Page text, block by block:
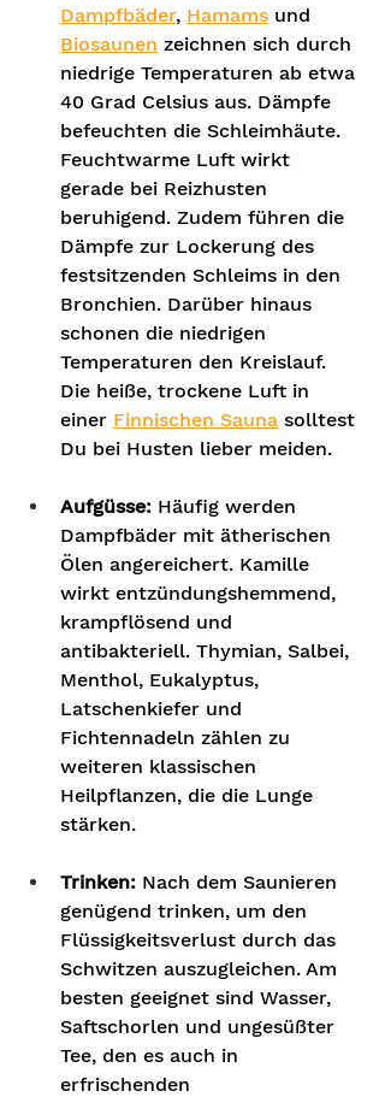
Dampfbäder, Hamams und
Biosaunen zeichnen sich durch
niedrige Temperaturen ab etwa
40 Grad Celsius aus. Dämpfe
befeuchten die Schleimhäute.
Feuchtwarme Luft wirkt
gerade bei Reizhusten
beruhigend. Zudem führen die
Dämpfe zur Lockerung des
festsitzenden Schleims in den
Bronchien. Darüber hinaus
schonen die niedrigen
Temperaturen den Kreislauf.
Die heiße, trockene Luft in
einer Finnischen Sauna solltest
Du bei Husten lieber meiden.
Aufgüsse: Häufig werden
Dampfbäder mit ätherischen
Ölen angereichert. Kamille
wirkt entzündungshemmend,
krampflösend und
antibakteriell. Thymian, Salbei,
Menthol, Eukalyptus,
Latschenkiefer und
Fichtennadeln zählen zu
weiteren klassischen
Heilpflanzen, die die Lunge
stärken.
Trinken: Nach dem Saunieren
genügend trinken, um den
Flüssigkeitsverlust durch das
Schwitzen auszugleichen. Am
besten geeignet sind Wasser,
Saftschorlen und ungesüßter
Tee, den es auch in
erfrischenden